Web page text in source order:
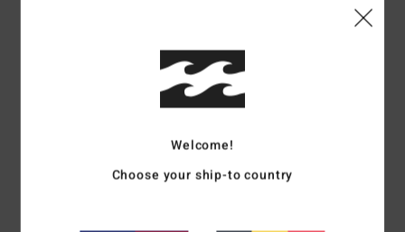
Note moyenne
5.0
Welcome!
Choose your ship-to country